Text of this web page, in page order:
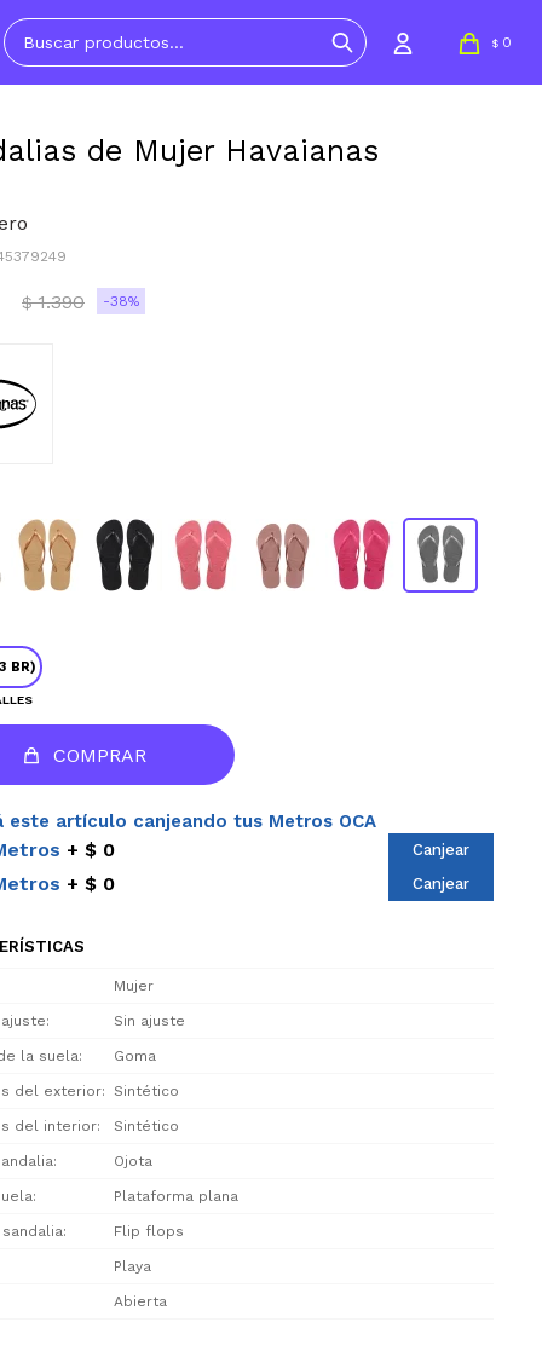
$ 0
de Mujer Havaianas
$ 1.390 38
BR)
COMPRAR
este artículo canjeando tus Metros OCA
$ 0 Canjear
$ 0 Canjear
Mujer
Sin ajuste
la suela Goma
del exterior Sintético
del interior Sintético
Ojota
Plataforma plana
Flip flops
Playa
Abierta